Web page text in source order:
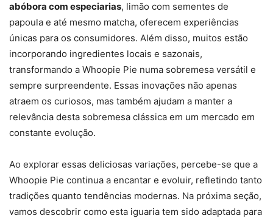
abóbora com especiarias, limão com sementes de
papoula e até mesmo matcha, oferecem experiências
únicas para os consumidores. Além disso, muitos estão
incorporando ingredientes locais e sazonais,
transformando a Whoopie Pie numa sobremesa versátil e
sempre surpreendente. Essas inovações não apenas
atraem os curiosos, mas também ajudam a manter a
relevância desta sobremesa clássica em um mercado em
constante evolução.
Ao explorar essas deliciosas variações, percebe-se que a
Whoopie Pie continua a encantar e evoluir, refletindo tanto
tradições quanto tendências modernas. Na próxima seção,
vamos descobrir como esta iguaria tem sido adaptada para